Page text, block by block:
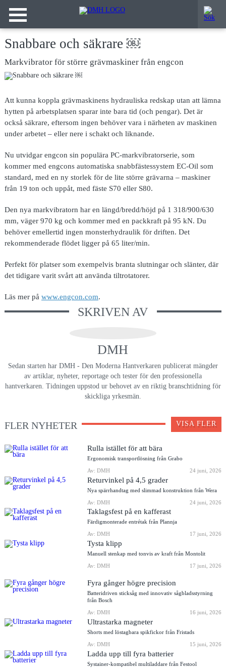
Snabbare och säkrare ￼
Markvibrator för större grävmaskiner från engcon
Att kunna koppla grävmaskinens hydrauliska redskap utan att lämna
hytten på arbetsplatsen sparar inte bara tid (och pengar). Det är
också säkrare, eftersom ingen behöver vara i närheten av maskinen
under arbetet – eller nere i schakt och liknande.
Nu utvidgar engcon sin populära PC-markvibratorserie, som
kommer med engcons automatiska snabbfästessystem EC-Oil som
standard, med en ny storlek för de lite större grävarna – maskiner
från 19 ton och uppåt, med fäste S70 eller S80.
Den nya markvibratorn har en längd/bredd/höjd på 1 318/900/630
mm, väger 970 kg och kommer med en packkraft på 95 kN. Du
behöver emellertid ingen monsterhydraulik för driften. Det
rekommenderade flödet ligger på 65 liter/min.
Perfekt för platser som exempelvis branta slutningar och slänter, där
det tidigare varit svårt att använda tiltrotatorer.
Läs mer på www.engcon.com.
SKRIVEN AV
DMH
Sedan starten har DMH - Den Moderna Hantverkaren publicerat mängder
av artiklar, nyheter, reportage och tester för den professionella
hantverkaren. Tidningen uppstod ur behovet av en riktig branschtidning för
skickliga yrkesmän.
FLER NYHETER VISA FLER
Rulla istället för att bära
Ergonomisk transportlösning från Grabo
Av: DMH
24 juni, 2026
Returvinkel på 4,5 grader
Nya spärrhandtag med slimmad konstruktion från Wera
Av: DMH
24 juni, 2026
Taklagsfest på en kafferast
Färdigmonterade entrétak från Plannja
Av: DMH
17 juni, 2026
Tysta klipp
Manuell stenkap med tonvis av kraft från Montolit
Av: DMH
17 juni, 2026
Fyra gånger högre precision
Batteridriven sticksåg med innovativ sågbladsstyrning
från Bosch
Av: DMH
16 juni, 2026
Ultrastarka magneter
Shorts med löstagbara spikfickor från Fristads
Av: DMH
15 juni, 2026
Ladda upp till fyra batterier
Systainer-kompatibel multiladdare från Festool